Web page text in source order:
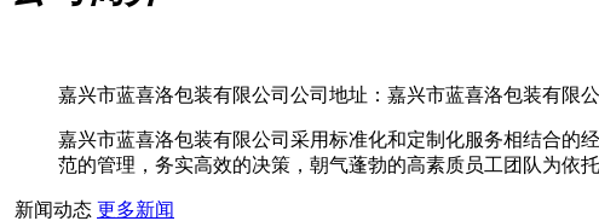
嘉兴市蓝喜洛包装有限公司公司地址：嘉兴市蓝喜洛包装有限
嘉兴市蓝喜洛包装有限公司采用标准化和定制化服务相结合的
范的管理，务实高效的决策，朝气蓬勃的高素质员工团队为依
新闻动态 更多新闻